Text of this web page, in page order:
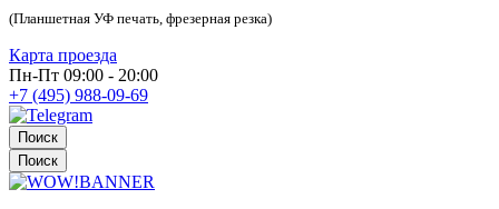
(Планшетная УФ печать, фрезерная резка)
Карта проезда
Пн-Пт 09:00 - 20:00
+7 (495) 988-09-69
Поиск
Поиск